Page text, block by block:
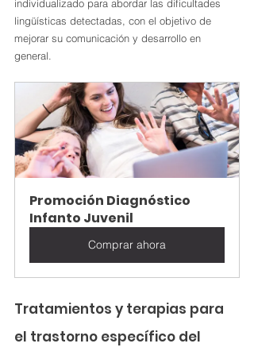
individualizado para abordar las dificultades
lingüísticas detectadas, con el objetivo de
mejorar su comunicación y desarrollo en
general.
Promoción Diagnóstico
Infanto Juvenil
Comprar ahora
Tratamientos y terapias para
el trastorno específico del